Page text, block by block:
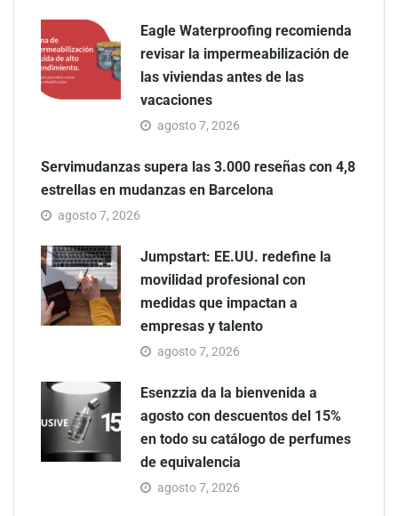
Eagle Waterproofing recomienda
revisar la impermeabilización de
las viviendas antes de las
vacaciones
agosto 7, 2026
Servimudanzas supera las 3.000 reseñas con 4,8
estrellas en mudanzas en Barcelona
agosto 7, 2026
Jumpstart: EE.UU. redefine la
movilidad profesional con
medidas que impactan a
empresas y talento
agosto 7, 2026
Esenzzia da la bienvenida a
agosto con descuentos del 15%
en todo su catálogo de perfumes
de equivalencia
agosto 7, 2026